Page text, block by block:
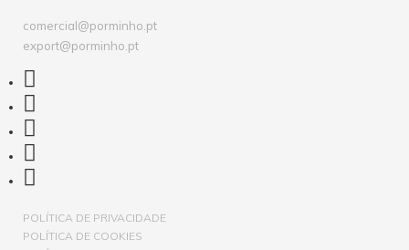
comercial@porminho.pt
export@porminho.pt
POLÍTICA DE PRIVACIDADE
POLÍTICA DE COOKIES